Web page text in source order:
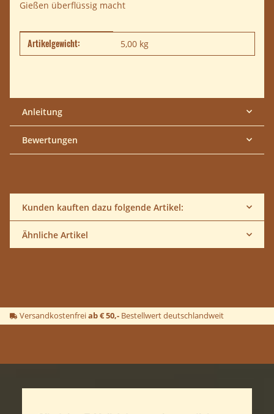
Gießen überflüssig macht
Produkteigenschaft
Wert
Artikelgewicht: 5,00 kg
Anleitung
Bewertungen
Kunden kauften dazu folgende Artikel:
Ähnliche Artikel
Versandkostenfreiab € 50,- Bestellwert deutschlandweit